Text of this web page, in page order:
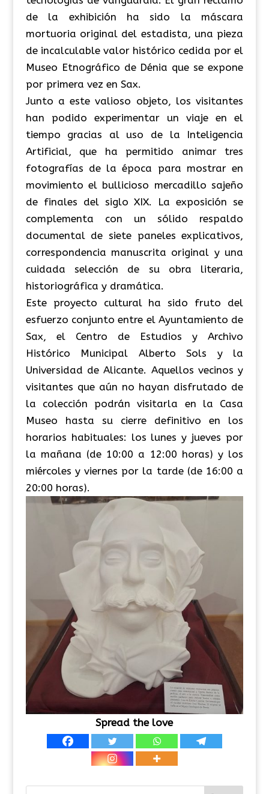
de la exhibición ha sido la máscara
mortuoria original del estadista, una pieza
de incalculable valor histórico cedida por el
Museo Etnográfico de Dénia que se expone
por primera vez en Sax.
Junto a este valioso objeto, los visitantes
han podido experimentar un viaje en el
tiempo gracias al uso de la Inteligencia
Artificial, que ha permitido animar tres
fotografías de la época para mostrar en
movimiento el bullicioso mercadillo sajeño
de finales del siglo XIX. La exposición se
complementa con un sólido respaldo
documental de siete paneles explicativos,
correspondencia manuscrita original y una
cuidada selección de su obra literaria,
historiográfica y dramática.
Este proyecto cultural ha sido fruto del
esfuerzo conjunto entre el Ayuntamiento de
Sax, el Centro de Estudios y Archivo
Histórico Municipal Alberto Sols y la
Universidad de Alicante. Aquellos vecinos y
visitantes que aún no hayan disfrutado de
la colección podrán visitarla en la Casa
Museo hasta su cierre definitivo en los
horarios habituales: los lunes y jueves por
la mañana (de 10:00 a 12:00 horas) y los
miércoles y viernes por la tarde (de 16:00 a
20:00 horas).
Spread the love